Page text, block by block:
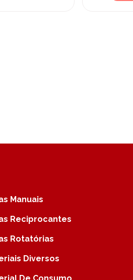
Manuais
Reciprocantes
Rotatórias
Diversos